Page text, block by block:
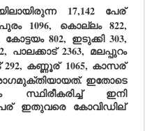
17,142 പേര്
1096, കൊല്ലം 822,
802, ഇടുക്കി 303,
പാലക്കാട് 2363, മലപ്പുറം
292, കണ്ണൂര് 1065, കാസര്
ഇതോടെ
സ്ഥിരീകരിച്ച് ഇനി
ഇതുവരെ കോവിഡില്